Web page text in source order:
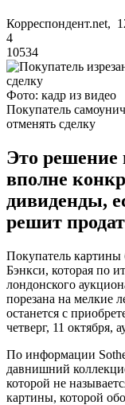
Корреспондент.net,
4
10534
Фото: кадр из видео
Покупатель
отменять сделку
Это решение
вполне
дивиденды,
решит
Покупатель картины
Бэнкси, которая по
лондонского
порезана на мелкие
останется с
четверг, 11 октября,
По информации
давнишний
которой не
картины, которой